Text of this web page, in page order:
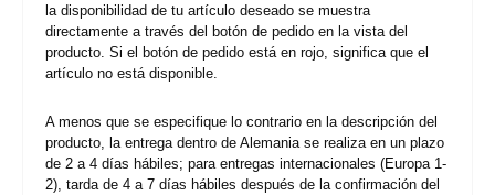
la disponibilidad de tu artículo deseado se muestra
directamente a través del botón de pedido en la vista del
producto. Si el botón de pedido está en rojo, significa que el
artículo no está disponible.
A menos que se especifique lo contrario en la descripción del
producto, la entrega dentro de Alemania se realiza en un plazo
de 2 a 4 días hábiles; para entregas internacionales (Europa 1-
2), tarda de 4 a 7 días hábiles después de la confirmación del